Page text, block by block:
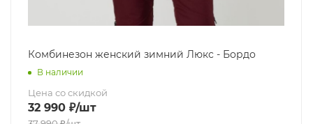
Комбинезон женский зимний Люкс - Бордо
В наличии
Цена со скидкой
32 990 ₽/шт